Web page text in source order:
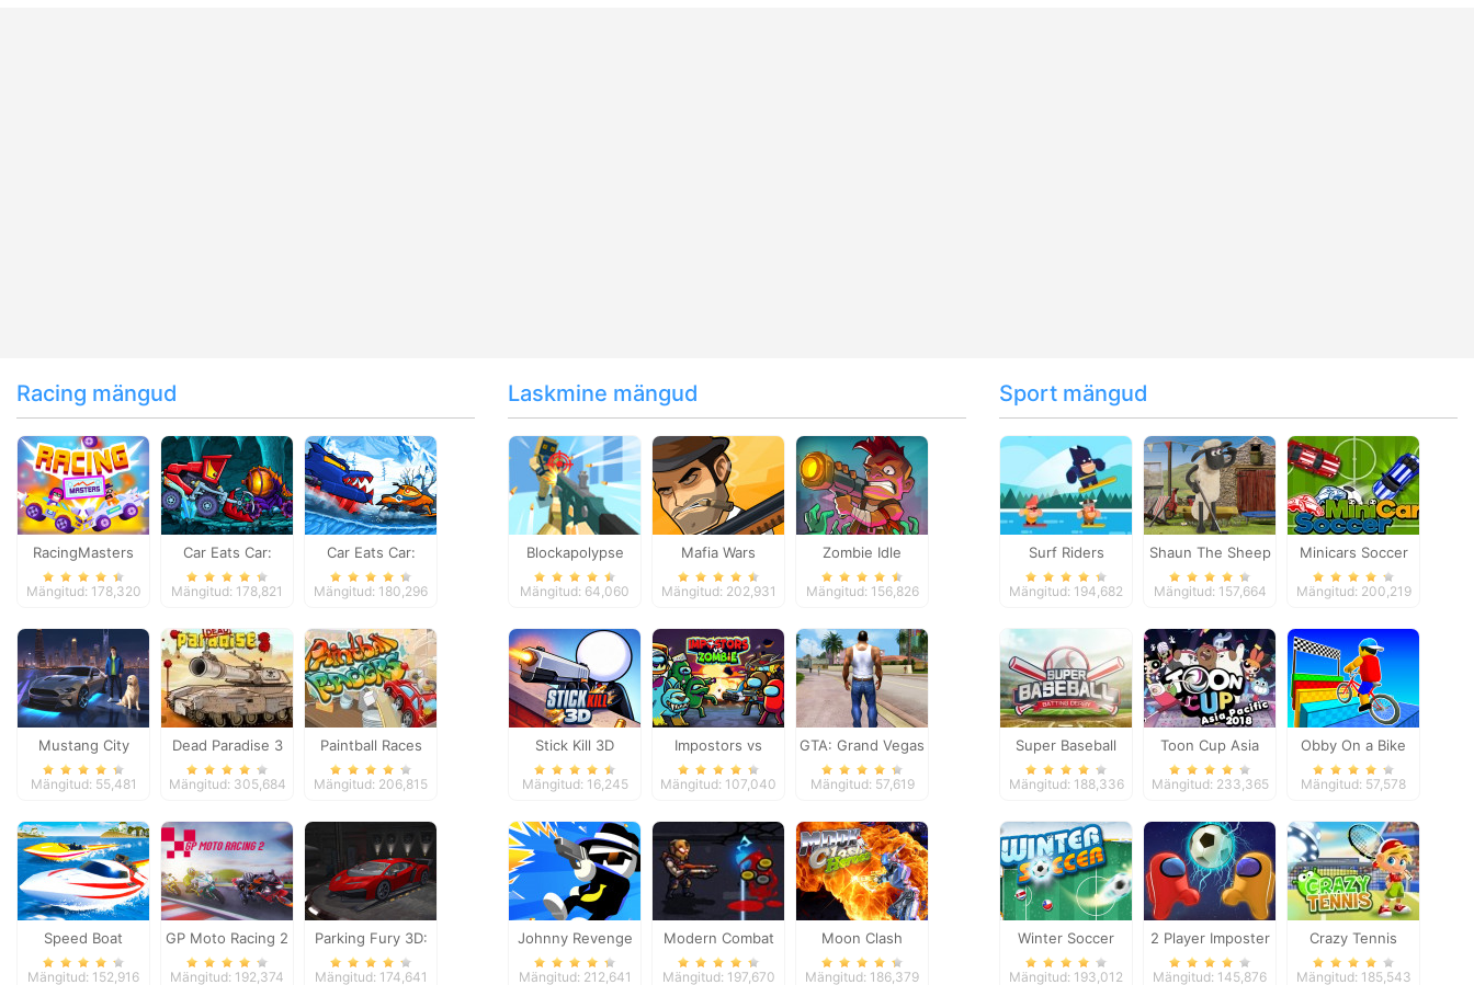
Racing mängud
RacingMasters
Mängitud: 178,320
Car Eats Car:
Dungeon
Adventure
Mängitud: 178,821
Car Eats Car:
Winter Adventure
Mängitud: 180,296
Mustang City
Driver
Mängitud: 55,481
Dead Paradise 3
Mängitud: 305,684
Paintball Races
Mängitud: 206,815
Speed Boat
Extreme Racing
Mängitud: 152,916
GP Moto Racing 2
Mängitud: 192,374
Parking Fury 3D:
Night Thief
Mängitud: 174,641
Laskmine mängud
Blockapolypse
Zombie Shooter
Mängitud: 64,060
Mafia Wars
Mängitud: 202,931
Zombie Idle
Defense Online
Mängitud: 156,826
Stick Kill 3D
Mängitud: 16,245
Impostors vs
Zombies: Survival
Mängitud: 107,040
GTA: Grand Vegas
Crime
Mängitud: 57,619
Johnny Revenge
Mängitud: 212,641
Modern Combat
Defense
Mängitud: 197,670
Moon Clash
Heroes
Mängitud: 186,379
Sport mängud
Surf Riders
Mängitud: 194,682
Shaun The Sheep
Baahmy Golf
Mängitud: 157,664
Minicars Soccer
Mängitud: 200,219
Super Baseball
Mängitud: 188,336
Toon Cup Asia
Pacific 2018
Mängitud: 233,365
Obby On a Bike
Mängitud: 57,578
Winter Soccer
Mängitud: 193,012
2 Player Imposter
Soccer
Mängitud: 145,876
Crazy Tennis
Mängitud: 185,543